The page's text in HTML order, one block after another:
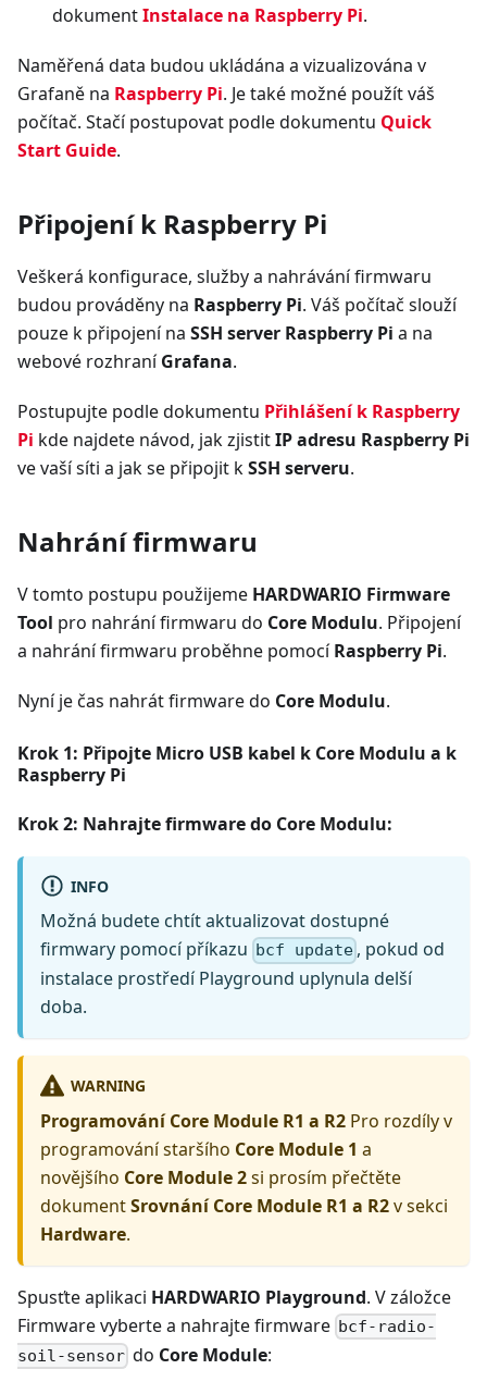
dokumentInstalace na Raspberry Pi.
Naměřená data budou ukládána a vizualizována v
Grafaně na Raspberry Pi. Je také možné použít váš
počítač. Stačí postupovat podle dokumentu Quick
Start Guide.
Připojení k Raspberry Pi
Veškerá konfigurace, služby a nahrávání firmwaru
budou prováděny na Raspberry Pi. Váš počítač slouží
pouze k připojení na SSH server Raspberry Pi a na
webové rozhraníGrafana.
Postupujte podle dokumentu Přihlášení k Raspberry
Pi kde najdete návod, jak zjistitIP adresu Raspberry Pi
ve vaší síti a jak se připojit kSSH serveru.
Nahrání firmwaru
V tomto postupu použijeme HARDWARIO Firmware
Tool pro nahrání firmwaru do Core Modulu. Připojení
a nahrání firmwaru proběhne pomocíRaspberry Pi.
Nyní je čas nahrát firmware do Core Modulu.
Krok 1: Připojte Micro USB kabel k Core Modulu a k
Raspberry Pi
Krok 2: Nahrajte firmware do Core Modulu:
INFO
Možná budete chtít aktualizovat dostupné
firmwary pomocí příkazu bcf update , pokud od
instalace prostředí Playground uplynula delší
doba.
WARNING
Programování Core Module R1 a R2 Pro rozdíly v
programování staršího Core Module 1 a
novějšího Core Module 2si prosím přečtěte
dokumentSrovnání Core Module R1 a R2v sekci
Hardware.
Spusťte aplikaci HARDWARIO Playground. V záložce
Firmware vyberte a nahrajte firmware bcf-radio-
soil-sensor do Core Module: